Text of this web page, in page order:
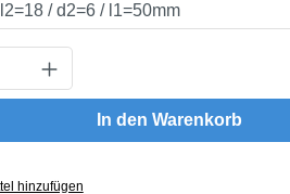
Gib den
In den Warenkorb
hinzufügen